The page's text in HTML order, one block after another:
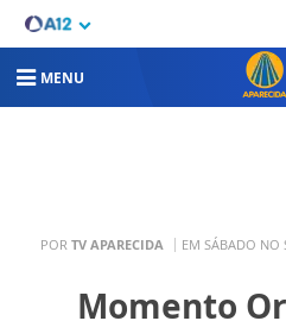
MENU
POR TV APARECIDA EM SÁBADO NO
Momento